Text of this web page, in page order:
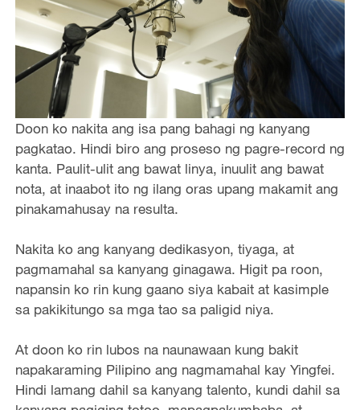
Doon ko nakita ang isa pang bahagi ng kanyang
pagkatao. Hindi biro ang proseso ng pagre-record ng
kanta. Paulit-ulit ang bawat linya, inuulit ang bawat
nota, at inaabot ito ng ilang oras upang makamit ang
pinakamahusay na resulta.
Nakita ko ang kanyang dedikasyon, tiyaga, at
pagmamahal sa kanyang ginagawa. Higit pa roon,
napansin ko rin kung gaano siya kabait at kasimple
sa pakikitungo sa mga tao sa paligid niya.
At doon ko rin lubos na naunawaan kung bakit
napakaraming Pilipino ang nagmamahal kay Yingfei.
Hindi lamang dahil sa kanyang talento, kundi dahil sa